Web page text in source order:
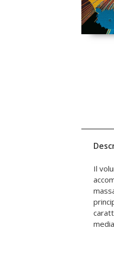
Il
poter